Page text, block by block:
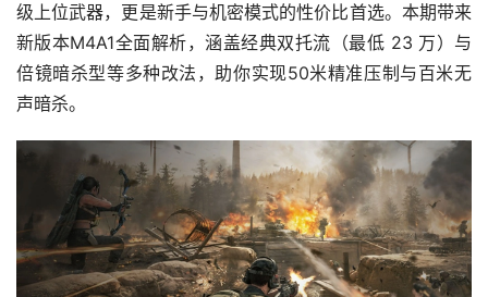
级上位武器，更是新手与机密模式的性价比首选。本期带来
新版本M4A1全面解析，涵盖经典双托流（最低 23 万）与
倍镜暗杀型等多种改法，助你实现50米精准压制与百米无
声暗杀。